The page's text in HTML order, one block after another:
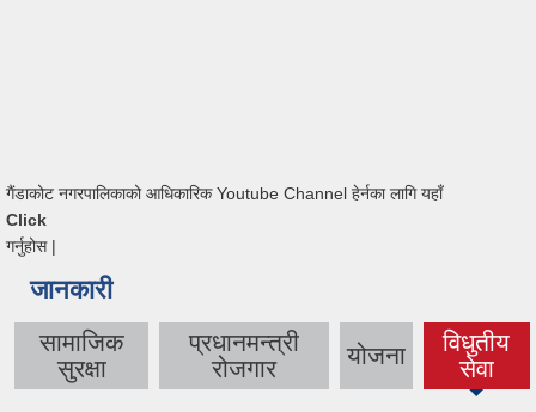
गैंडाकोट नगरपालिकाको आधिकारिक Youtube Channel हेर्नका लागि यहाँ
Click
गर्नुहोस |
जानकारी
सामाजिक
सुरक्षा
प्रधानमन्त्री
रोजगार
योजना
विधुतीय
सेवा
(active
tab)